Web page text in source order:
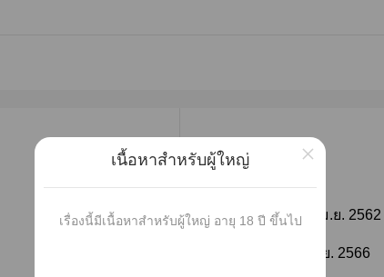
ติดตาม
เผยแพร่
วันที่เผยแพร่ :26 เม.ย. 2562
02 ก.ย. 2566
เนื้อหาสำหรับผู้ใหญ่
เรื่องนี้มีเนื้อหาสำหรับผู้ใหญ่ อายุ 18 ปี ขึ้นไป
×